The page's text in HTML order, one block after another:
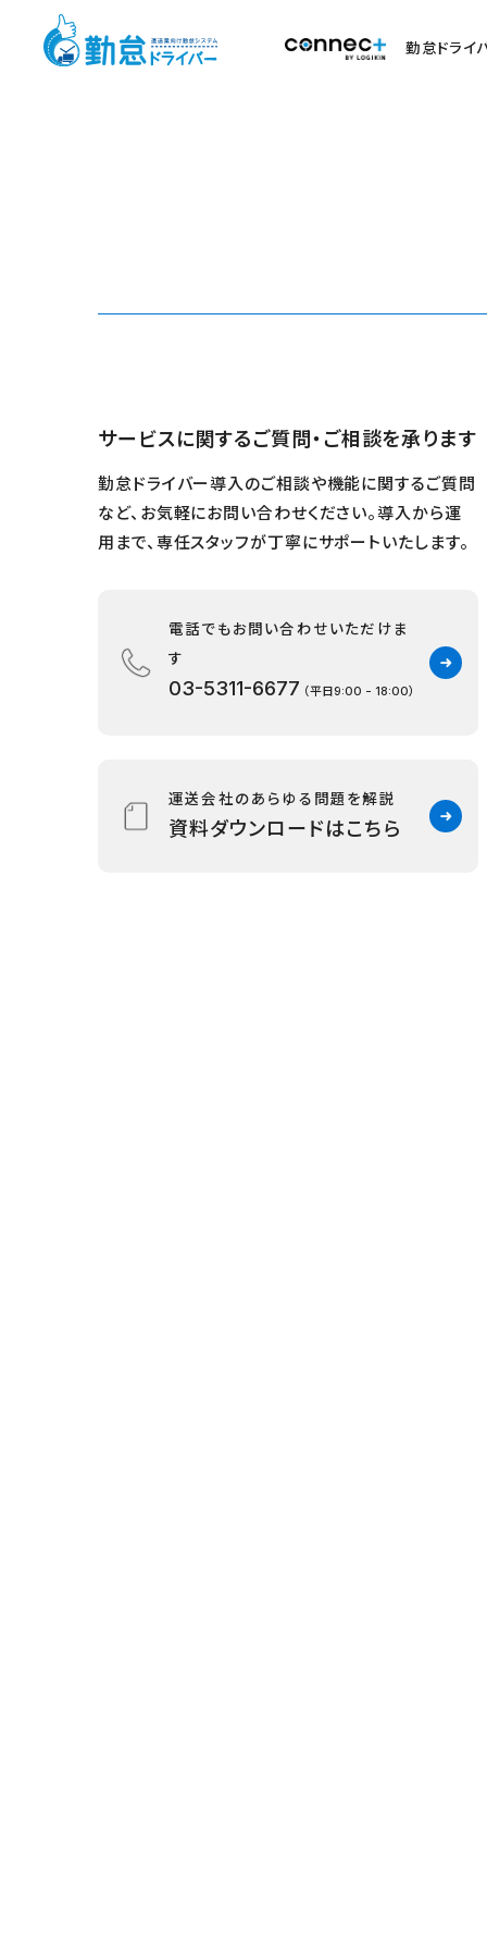
勤怠ドライ
サービスに関するご質問・ご相談を承ります
勤怠ドライバー導入のご相談や機能に関するご質問
など、お気軽にお問い合わせください。導入から運
用まで、専任スタッフが丁寧にサポートいたします。
電話でもお問い合わせいただけま
す
03-5311-6677 （平日9:00 - 18:00）
運送会社のあらゆる問題を解説
資料ダウンロードはこちら